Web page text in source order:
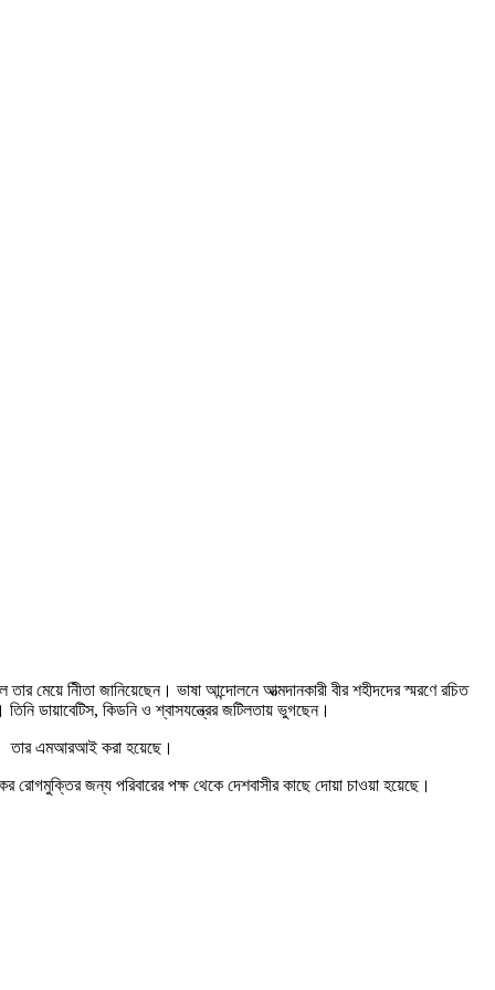
নিীতা জানিয়েছেন। ভাষা আন্দোলনে আত্মদানকারী বীর শহীদদের স্মরণে রচিত
ডায়াবেটিস, কিডনি ও শ্বাসযন্ত্রের জটিলতায় ভুগছেন।
তার এমআরআই করা হয়েছে।
রোগমুক্তির জন্য পরিবারের পক্ষ থেকে দেশবাসীর কাছে দোয়া চাওয়া হয়েছে।